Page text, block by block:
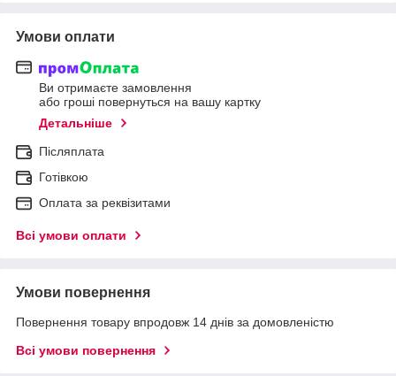
Умови оплати
Ви отримаєте замовлення
або гроші повернуться на вашу картку
Детальніше
Післяплата
Готівкою
Оплата за реквізитами
Всі умови оплати
Умови повернення
Повернення товару впродовж 14 днів за домовленістю
Всі умови повернення